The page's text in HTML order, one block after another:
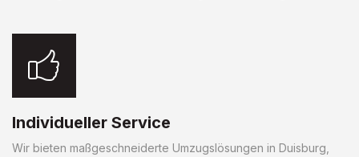
Individueller Service
Wir bieten maßgeschneiderte Umzugslösungen in Duisburg,